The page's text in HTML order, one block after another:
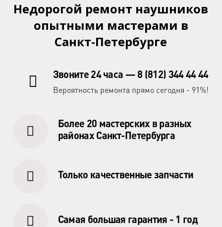
Недорогой ремонт наушников
опытными мастерами в
Санкт-Петербурге
Звоните 24 часа — 8 (812) 344 44 44
Вероятность ремонта прямо сегодня - 91%!
Более 20 мастерских в разных
районах Санкт-Петербурга
Только качественные запчасти
Самая большая гарантия - 1 год